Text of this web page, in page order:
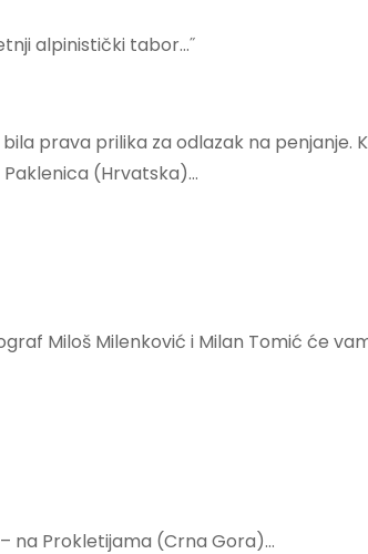
alpinistički tabor…˝
prava prilika za odlazak na penjanje.
(Hrvatska)…
Miloš Milenković i Milan Tomić će
na Prokletijama (Crna Gora)…